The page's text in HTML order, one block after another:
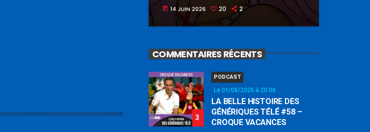
today 14 JUIN 2026 20 2
COMMENTAIRES RÉCENTS
3
PODCAST
Le 01/08/2026 à 20:06
LA BELLE HISTOIRE DES
GÉNÉRIQUES TÉLÉ #58 –
CROQUE VACANCES